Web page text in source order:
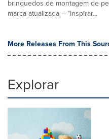
brinquedos de montagem de
marca atualizada – "Inspirar...
More Releases From This
Explorar